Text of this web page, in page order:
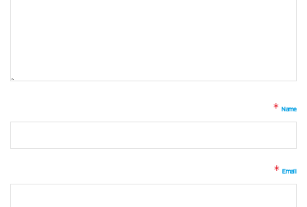
Name
*
Email
*